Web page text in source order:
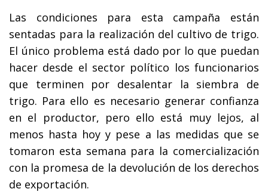
Las condiciones para esta campaña están
sentadas para la realización del cultivo de trigo.
El único problema está dado por lo que puedan
hacer desde el sector político los funcionarios
que terminen por desalentar la siembra de
trigo. Para ello es necesario generar confianza
en el productor, pero ello está muy lejos, al
menos hasta hoy y pese a las medidas que se
tomaron esta semana para la comercialización
con la promesa de la devolución de los derechos
de exportación.